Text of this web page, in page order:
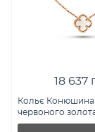
18 637
Кольє Конюшина
червоного
перламутром